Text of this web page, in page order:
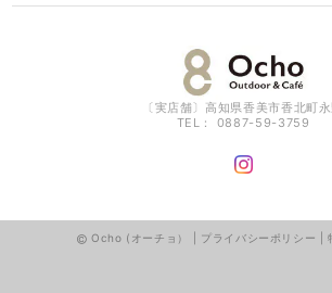
〔実店舗〕高知県香美市香北町
TEL： 0887-59-3759
Ocho (オーチョ） | プライバシーポリシー |